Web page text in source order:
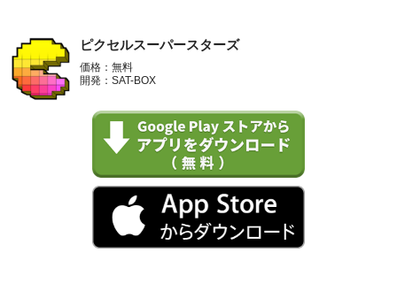
ピクセルスーパースターズ
価格：無料
開発：SAT-BOX